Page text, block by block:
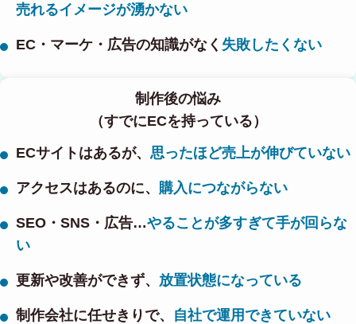
売れるイメージが湧かない
EC・マーケ・広告の知識がなく 失敗したくない
制作後の悩み
（すでにECを持っている）
ECサイトはあるが、 思ったほど売上が伸びていない
アクセスはあるのに、 購入につながらない
SEO・SNS・広告…やることが多すぎて手が回らな
い
更新や改善ができず、 放置状態になっている
制作会社に任せきりで、 自社で運用できていない